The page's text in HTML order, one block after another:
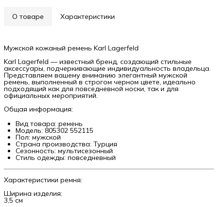
О товаре Характеристики
Мужской кожаный ремень Karl Lagerfeld
Karl Lagerfeld — известный бренд, создающий стильные
аксессуары, подчеркивающие индивидуальность владельца.
Представляем вашему вниманию элегантный мужской
ремень, выполненный в строгом черном цвете, идеально
подходящий как для повседневной носки, так и для
официальных мероприятий.
Общая информация:
Вид товара: ремень
Модель: 805302 552115
Пол: мужской
Страна производства: Турция
Сезонность: мультисезонный
Стиль одежды: повседневный
Характеристики ремня:
Ширина изделия:
3,5 см